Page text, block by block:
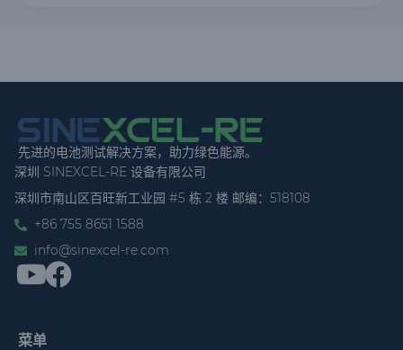
先进的电池测试解决方案，助力绿色能源。
深圳 SINEXCEL-RE 设备有限公司
深圳市南山区百旺新工业园 #5 栋 2 楼 邮编：518108
+86 755 8651 1588
info@sinexcel-re.com
菜单